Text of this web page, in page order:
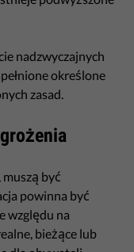
nadzwyczajnych
określone
zasad.
być
powinna być
względu na
bieżące lub